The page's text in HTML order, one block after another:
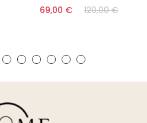
69,00 € 120,00 €